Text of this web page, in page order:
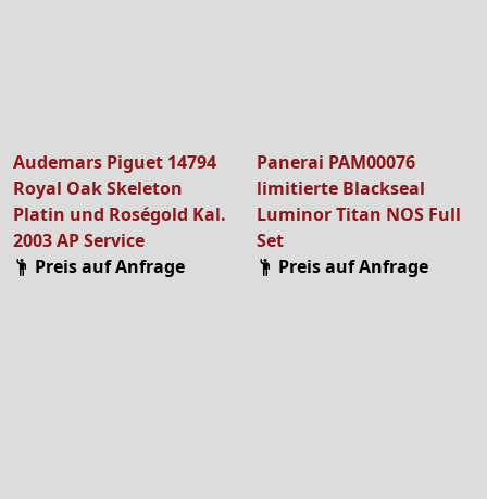
Audemars Piguet 14794
Royal Oak Skeleton
Platin und Roségold Kal.
2003 AP Service
Preis auf Anfrage
Panerai PAM00076
limitierte Blackseal
Luminor Titan NOS Full
Set
Preis auf Anfrage